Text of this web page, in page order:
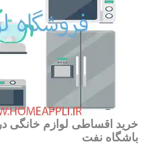
خرید اقساطی لوازم خانگی
باشگاه نفت